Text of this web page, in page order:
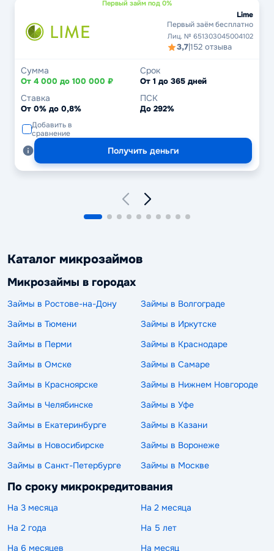
Первый займ под 0%
Lime
Первый заём бесплатно
Лиц. № 651303045004102
3,7|152 отзыва
Сумма
От 4 000 до 100 000 ₽
Срок
От 1 до 365 дней
Ставка
От 0% до 0,8%
ПСК
До 292%
Добавить в
сравнение
Получить деньги
Каталог микрозаймов
Микрозаймы в городах
Займы в Ростове-на-Дону
Займы в Волгограде
Займы в Тюмени
Займы в Иркутске
Займы в Перми
Займы в Краснодаре
Займы в Омске
Займы в Самаре
Займы в Красноярске
Займы в Нижнем Новгороде
Займы в Челябинске
Займы в Уфе
Займы в Екатеринбурге
Займы в Казани
Займы в Новосибирске
Займы в Воронеже
Займы в Санкт-Петербурге
Займы в Москве
По сроку микрокредитования
На 3 месяца
На 2 месяца
На 2 года
На 5 лет
На 6 месяцев
На месяц